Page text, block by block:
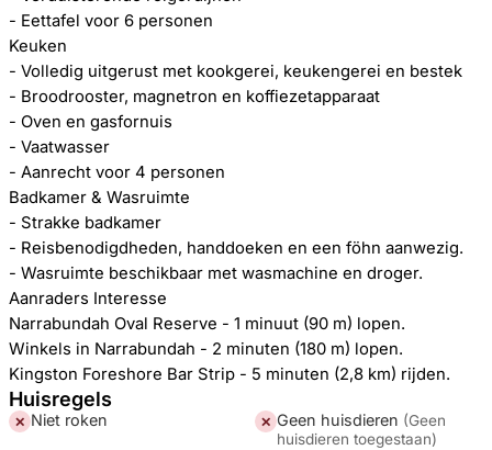
- Eettafel voor 6 personen
Keuken
- Volledig uitgerust met kookgerei, keukengerei en bestek
- Broodrooster, magnetron en koffiezetapparaat
- Oven en gasfornuis
- Vaatwasser
- Aanrecht voor 4 personen
Badkamer & Wasruimte
- Strakke badkamer
- Reisbenodigdheden, handdoeken en een föhn aanwezig.
- Wasruimte beschikbaar met wasmachine en droger.
Aanraders Interesse
Narrabundah Oval Reserve - 1 minuut (90 m) lopen.
Winkels in Narrabundah - 2 minuten (180 m) lopen.
Kingston Foreshore Bar Strip - 5 minuten (2,8 km) rijden.
Huisregels
✕ Niet roken ✕ Geen huisdieren (Geen
huisdieren toegestaan)